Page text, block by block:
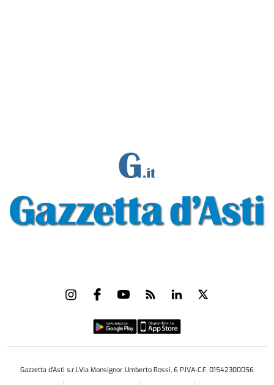
Gazzetta d'Asti s.r.l.Via Monsignor Umberto Rossi, 6 P.IVA-C.F. 01542300056